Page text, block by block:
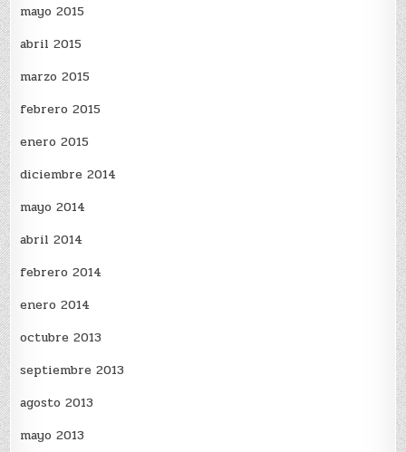
mayo 2015
abril 2015
marzo 2015
febrero 2015
enero 2015
diciembre 2014
mayo 2014
abril 2014
febrero 2014
enero 2014
octubre 2013
septiembre 2013
agosto 2013
mayo 2013